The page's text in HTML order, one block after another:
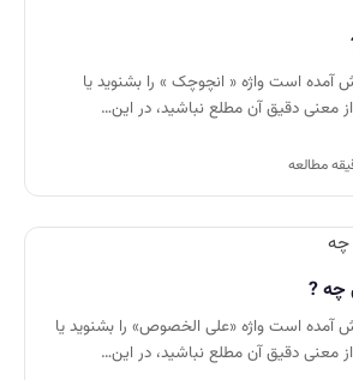
است واژه « انچوچک » را بشنوید یا
معنی دقیق آن مطلع نباشید، در این…
چه ?
آمده است واژه «علی الخصوص» را بشنوید یا
معنی دقیق آن مطلع نباشید، در این…